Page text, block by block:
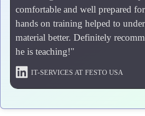
comfortable and well prepared
hands on training helped to
material better. Definitely
he is teaching!"
IT-SERVICES AT FESTO USA